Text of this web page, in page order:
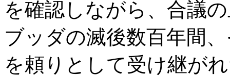
を確認しながら、合議
ブッダの滅後数百年間
を頼りとして受け継が